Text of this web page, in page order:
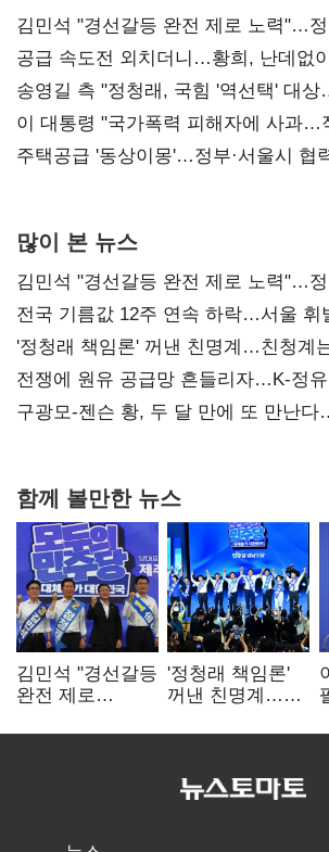
김민석 "경선갈등 완전 제로 노력"…
사과부터"
공급 속도전 외치더니…황희, 난데없
리모델링' 제안
송영길 측 "정청래, 국힘 '역선택' 대
총선 지휘 못해"
이 대통령 "국가폭력 피해자에 사과…
진실 밝혀야"
주택공급 '동상이몽'…정부·서울시 협
많이 본 뉴스
김민석 "경선갈등 완전 제로 노력"…
사과부터"
전국 기름값 12주 연속 하락…서울 휘
'정청래 책임론' 꺼낸 친명계…친청계
때리기
전쟁에 원유 공급망 흔들리자…K-정
핵심으로 재부상
구광모-젠슨 황, 두 달 만에 또 만난다
함께 볼만한 뉴스
김민석 "경선갈등
완전 제로
"반명 공세
'정청래 책임론'
꺼낸 친명계…
추가투표 때리기